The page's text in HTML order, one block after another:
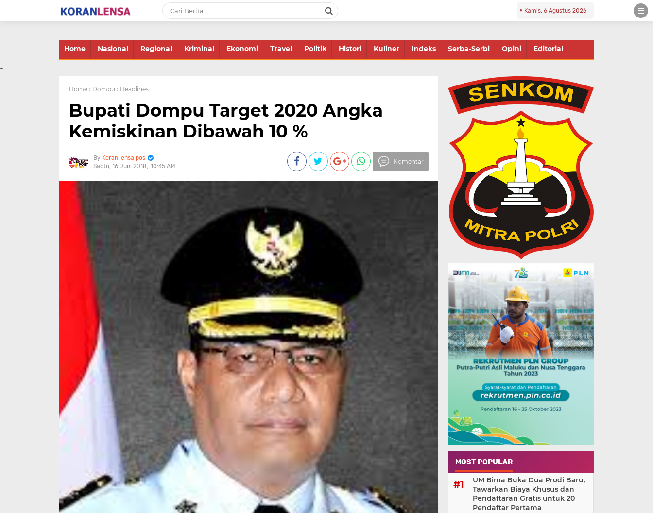
Kamis, 6 Agustus 2026
Home Nasional Regional Kriminal Ekonomi Travel Politik Histori Kuliner Indeks Serba-Serbi Opini Editorial
.
Home › Dompu › Headlines
Bupati Dompu Target 2020 Angka
Kemiskinan Dibawah 10 %
Koran lensa pos
Sabtu, 16 Juni 2018
10:45 AM
Komentar
MOST POPULAR
UM Bima Buka Dua Prodi Baru,
Tawarkan Biaya Khusus dan
Pendaftaran Gratis untuk 20
Pendaftar Pertama